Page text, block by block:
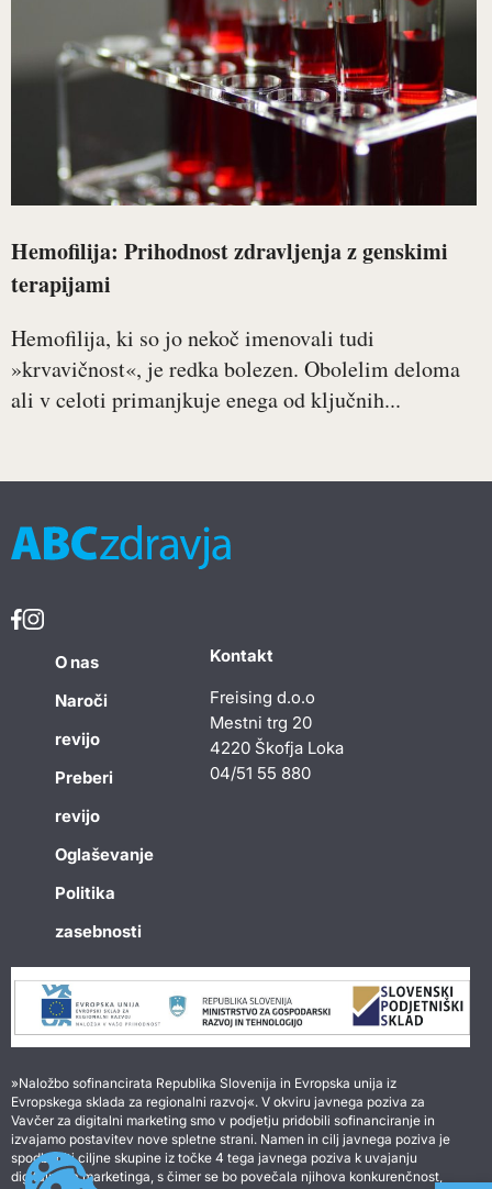
Hemofilija: Prihodnost zdravljenja z genskimi
terapijami
Hemofilija, ki so jo nekoč imenovali tudi
»krvavičnost«, je redka bolezen. Obolelim deloma
ali v celoti primanjkuje enega od ključnih...
O nas
Naroči
revijo
Preberi
revijo
Oglaševanje
Politika
zasebnosti
Kontakt
Freising d.o.o
Mestni trg 20
4220 Škofja Loka
04/51 55 880
»Naložbo sofinancirata Republika Slovenija in Evropska unija iz
Evropskega sklada za regionalni razvoj«. V okviru javnega poziva za
Vavčer za digitalni marketing smo v podjetju pridobili sofinanciranje in
izvajamo postavitev nove spletne strani. Namen in cilj javnega poziva je
spodbuditi ciljne skupine iz točke 4 tega javnega poziva k uvajanju
digitalnega marketinga, s čimer se bo povečala njihova konkurenčnost,